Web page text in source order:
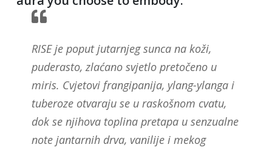
RISE je poput jutarnjeg sunca na koži,
puderasto, zlaćano svjetlo pretočeno u
miris. Cvjetovi frangipanija, ylang-ylanga i
tuberoze otvaraju se u raskošnom cvatu,
dok se njihova toplina pretapa u senzualne
note jantarnih drva, vanilije i mekog